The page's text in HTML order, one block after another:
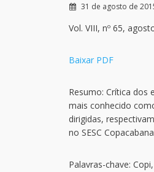
31 de agosto de
Vol. VIII, nº 65,
Baixar PDF
Resumo: Crítica dos
mais conhecido
dirigidas,
no SESC
Palavras-chave: